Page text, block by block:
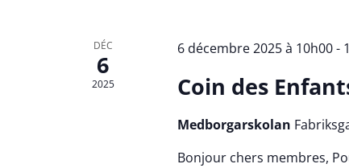
DÉC
6
2025
6 décembre 2025 à 10h00-
Coin des
Medborgarskolan
Bonjour chers membres,